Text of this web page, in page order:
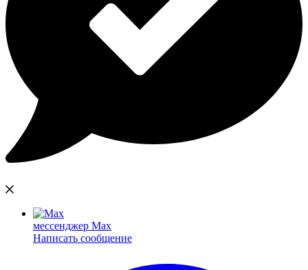
мессенджер Max
Написать сообщение